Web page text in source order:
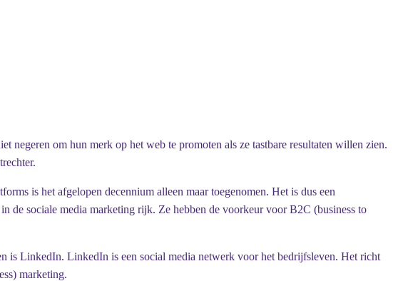
om hun merk op het web te promoten als ze tastbare resultaten willen zien.
is het afgelopen decennium alleen maar toegenomen. Het is dus een
de sociale media marketing rijk. Ze hebben de voorkeur voor B2C (business to
is LinkedIn. LinkedIn is een social media netwerk voor het bedrijfsleven. Het richt
marketing.